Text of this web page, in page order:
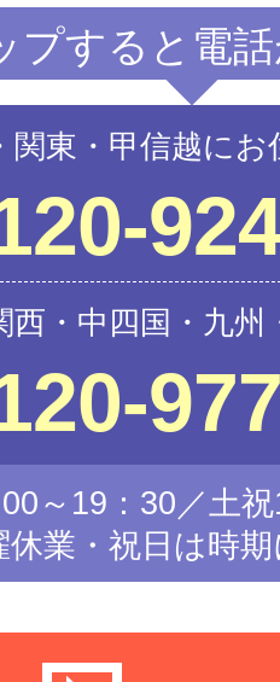
プすると電
関東・甲信越に
西・中四国・九
～19：30／土
休業・祝日は時